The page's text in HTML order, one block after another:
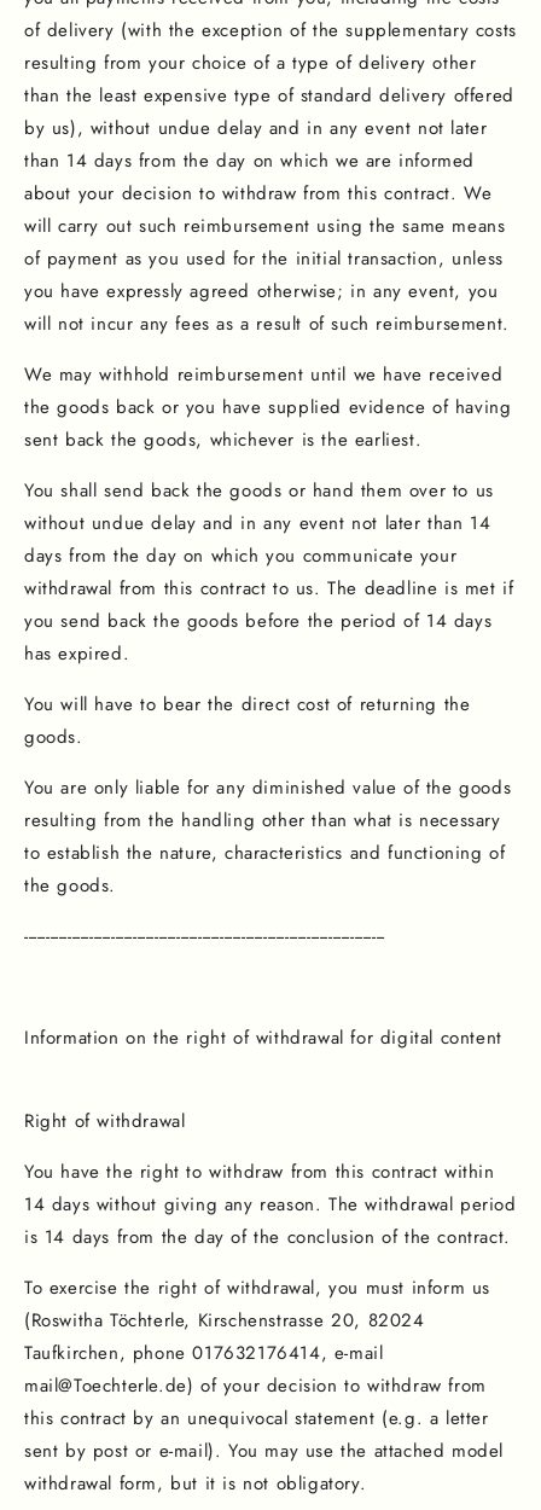
of delivery (with the exception of the supplementary costs
resulting from your choice of a type of delivery other
than the least expensive type of standard delivery offered
by us), without undue delay and in any event not later
than 14 days from the day on which we are informed
about your decision to withdraw from this contract. We
will carry out such reimbursement using the same means
of payment as you used for the initial transaction, unless
you have expressly agreed otherwise; in any event, you
will not incur any fees as a result of such reimbursement.
We may withhold reimbursement until we have received
the goods back or you have supplied evidence of having
sent back the goods, whichever is the earliest.
You shall send back the goods or hand them over to us
without undue delay and in any event not later than 14
days from the day on which you communicate your
withdrawal from this contract to us. The deadline is met if
you send back the goods before the period of 14 days
has expired.
You will have to bear the direct cost of returning the
goods.
You are only liable for any diminished value of the goods
resulting from the handling other than what is necessary
to establish the nature, characteristics and functioning of
the goods.
-----------------------------------------------------------------------------------
Information on the right of withdrawal for digital content
Right of withdrawal
You have the right to withdraw from this contract within
14 days without giving any reason. The withdrawal period
is 14 days from the day of the conclusion of the contract.
To exercise the right of withdrawal, you must inform us
(Roswitha Töchterle, Kirschenstrasse 20, 82024
Taufkirchen, phone 017632176414, e-mail
mail@Toechterle.de) of your decision to withdraw from
this contract by an unequivocal statement (e.g. a letter
sent by post or e-mail). You may use the attached model
withdrawal form, but it is not obligatory.